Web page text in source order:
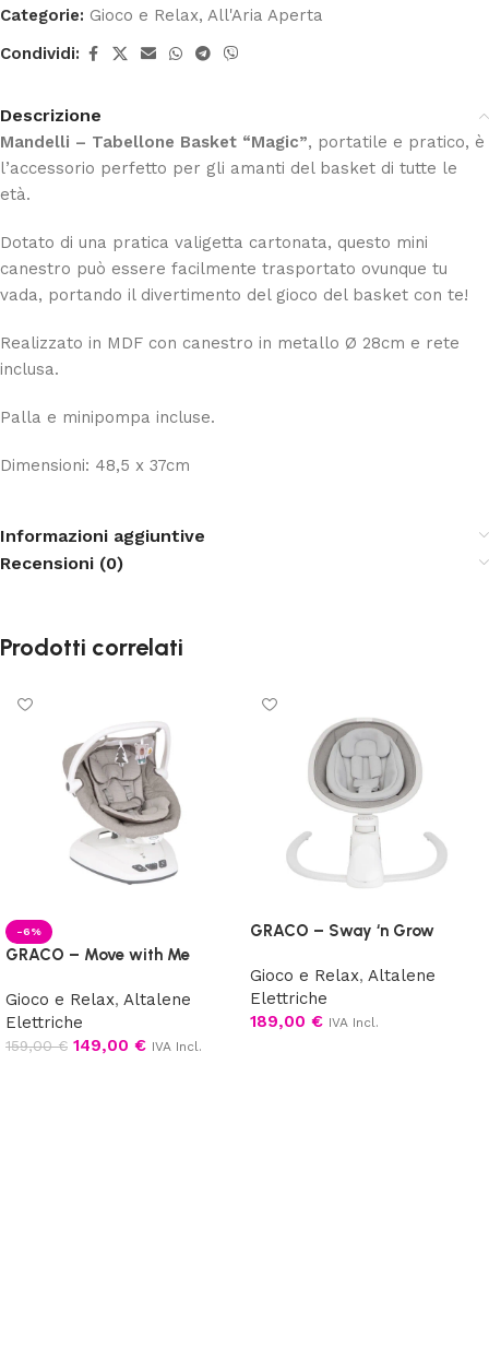
Categorie: Gioco e Relax, All'Aria Aperta
Condividi:
Descrizione
Mandelli – Tabellone Basket “Magic”, portatile e pratico, è
l’accessorio perfetto per gli amanti del basket di tutte le
età.
Dotato di una pratica valigetta cartonata, questo mini
canestro può essere facilmente trasportato ovunque tu
vada, portando il divertimento del gioco del basket con te!
Realizzato in MDF con canestro in metallo Ø 28cm e rete
inclusa.
Palla e minipompa incluse.
Dimensioni: 48,5 x 37cm
Informazioni aggiuntive
Recensioni (0)
Prodotti correlati
-6%
GRACO – Move with Me
Gioco e Relax, Altalene
Elettriche
159,00€ 149,00 € IVA Incl.
GRACO – Sway ‘n Grow
Gioco e Relax, Altalene
Elettriche
189,00 € IVA Incl.